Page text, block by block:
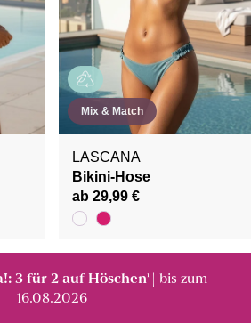
Mix & Match
LASCANA
Bikini-Hose
ab 29,99 €
3 für 2 auf Höschen¹
| bis zum
16.08.2026